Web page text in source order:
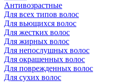
Антивозрастные
Для всех типов волос
Для вьющихся волос
Для жестких волос
Для жирных волос
Для непослушных волос
Для окрашенных волос
Для поврежденных волос
Для сухих волос